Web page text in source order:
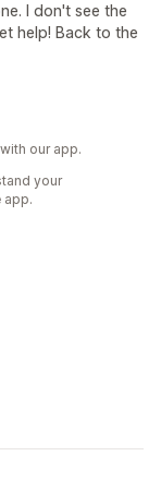
I don't see the
help! Back to the
our app.
your
app.